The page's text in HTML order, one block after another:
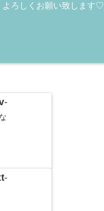
よろしくお願い致します♡
-
-